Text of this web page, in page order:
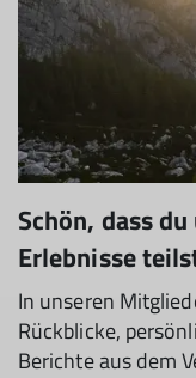
Schön, dass
Erlebnisse
In unseren
Rückblicke,
Berichte aus dem